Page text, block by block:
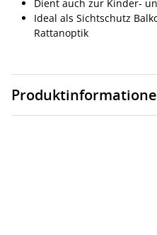
Dient auch zur Kinder-
Ideal als Sichtschutz
Rattanoptik